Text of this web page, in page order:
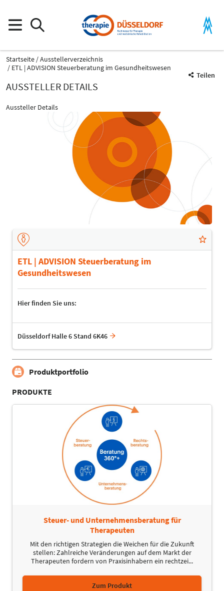
Startseite
Ausstellerverzeichnis
ETL | ADVISION Steuerberatung im Gesundheitswesen
Teilen
AUSSTELLER DETAILS
Aussteller Details
ETL | ADVISION Steuerberatung im
Gesundheitswesen
Hier finden Sie uns:
Düsseldorf Halle 6 Stand 6K46
Produktportfolio
PRODUKTE
Steuer- und Unternehmensberatung für
Therapeuten
Mit den richtigen Strategien die Weichen für die Zukunft
stellen: Zahlreiche Veränderungen auf dem Markt der
Therapeuten fordern von Praxisinhabern ein rechtzei...
Zum Produkt